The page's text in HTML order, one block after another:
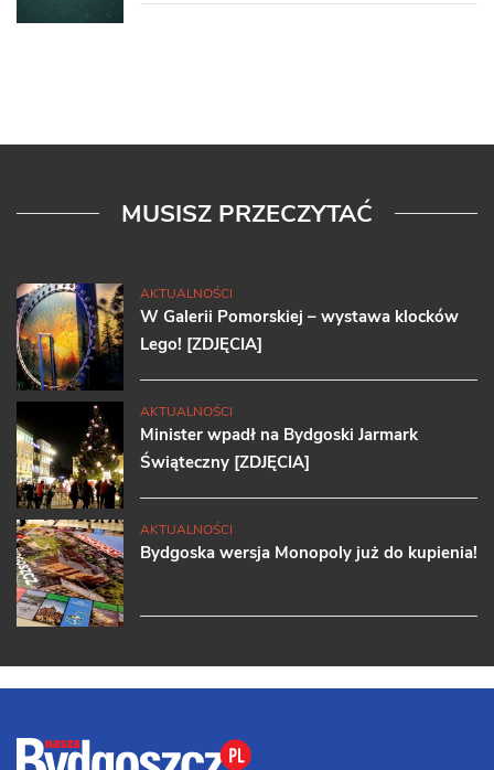
MUSISZ PRZECZYTAĆ
AKTUALNOŚCI
W Galerii Pomorskiej – wystawa klocków
Lego! [ZDJĘCIA]
AKTUALNOŚCI
Minister wpadł na Bydgoski Jarmark
Świąteczny [ZDJĘCIA]
AKTUALNOŚCI
Bydgoska wersja Monopoly już do kupienia!